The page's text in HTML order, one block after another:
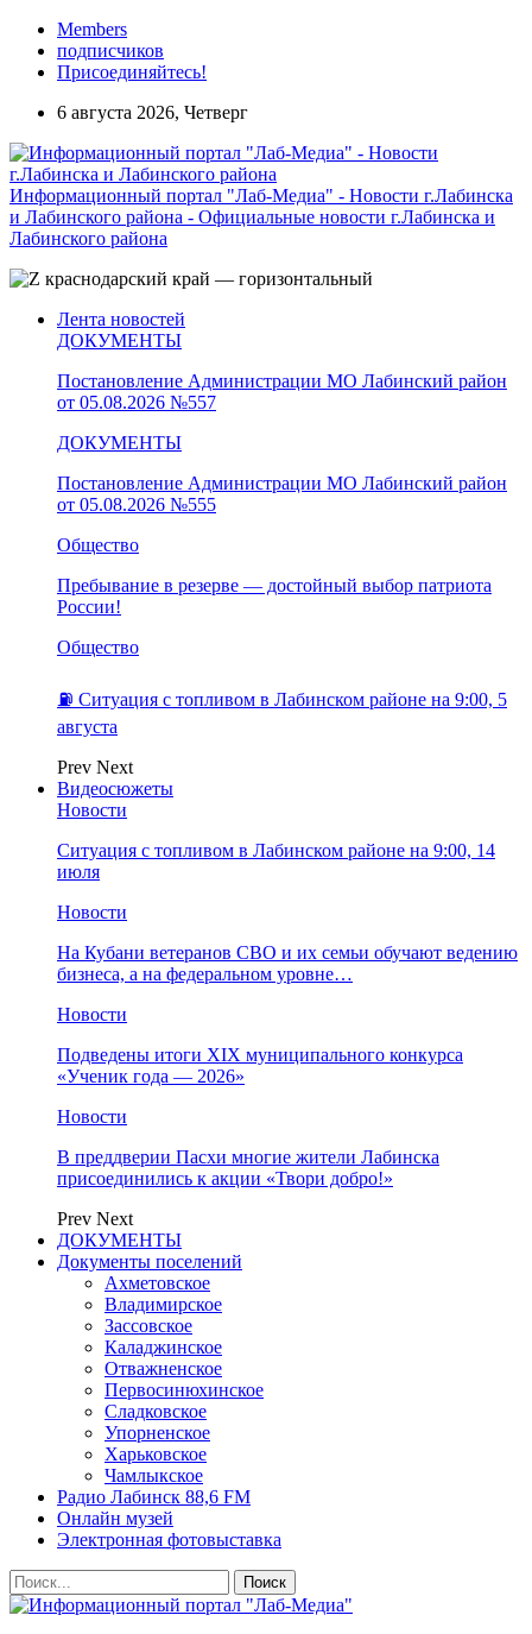
Members
подписчиков
Присоединяйтесь!
6 августа 2026, Четверг
Информационный портал "Лаб-Медиа" - Новости г.Лабинска
и Лабинского района - Официальные новости г.Лабинска и
Лабинского района
Лента новостей
ДОКУМЕНТЫ
Постановление Администрации МО Лабинский район
от 05.08.2026 №557
ДОКУМЕНТЫ
Постановление Администрации МО Лабинский район
от 05.08.2026 №555
Общество
Пребывание в резерве — достойный выбор патриота
России!
Общество
⛽️ Ситуация с топливом в Лабинском районе на 9:00, 5
августа
Prev Next
Видеосюжеты
Новости
Ситуация с топливом в Лабинском районе на 9:00, 14
июля
Новости
На Кубани ветеранов СВО и их семьи обучают ведению
бизнеса, а на федеральном уровне…
Новости
Подведены итоги XIX муниципального конкурса
«Ученик года — 2026»
Новости
В преддверии Пасхи многие жители Лабинска
присоединились к акции «Твори добро!»
Prev Next
ДОКУМЕНТЫ
Документы поселений
Ахметовское
Владимирское
Зассовское
Каладжинское
Отважненское
Первосинюхинское
Сладковское
Упорненское
Харьковское
Чамлыкское
Радио Лабинск 88,6 FM
Онлайн музей
Электронная фотовыставка